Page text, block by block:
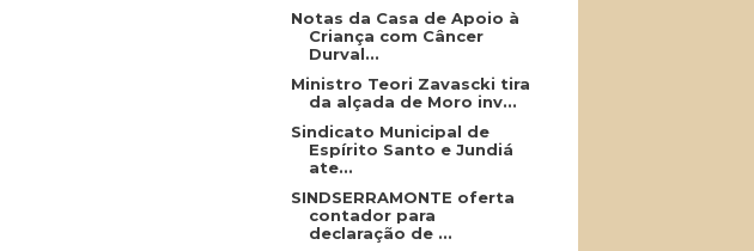
Notas da Casa de Apoio à
Criança com Câncer
Durval...
Ministro Teori Zavascki tira
da alçada de Moro inv...
Sindicato Municipal de
Espírito Santo e Jundiá
ate...
SINDSERRAMONTE oferta
contador para
declaração de ...